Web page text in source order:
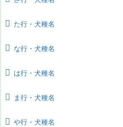
た行・犬種名
な行・犬種名
は行・犬種名
ま行・犬種名
や行・犬種名